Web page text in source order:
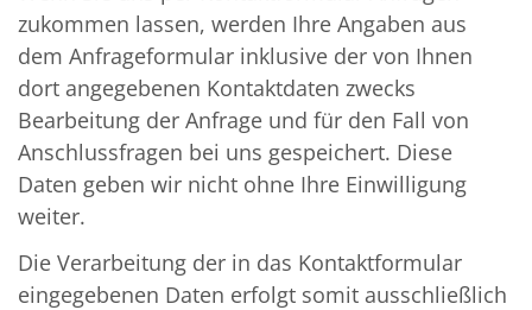
zukommen lassen, werden Ihre Angaben aus
dem Anfrageformular inklusive der von Ihnen
dort angegebenen Kontaktdaten zwecks
Bearbeitung der Anfrage und für den Fall von
Anschlussfragen bei uns gespeichert. Diese
Daten geben wir nicht ohne Ihre Einwilligung
weiter.
Die Verarbeitung der in das Kontaktformular
eingegebenen Daten erfolgt somit ausschließlich